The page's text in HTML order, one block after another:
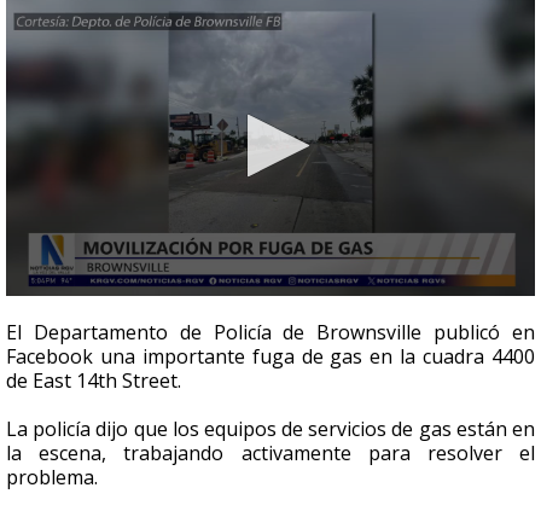
seconds
of
30
seconds
El Departamento de Policía de Brownsville publicó en
Facebook una importante fuga de gas en la cuadra 4400
de East 14th Street.
La policía dijo que los equipos de servicios de gas están en
la escena, trabajando activamente para resolver el
problema.